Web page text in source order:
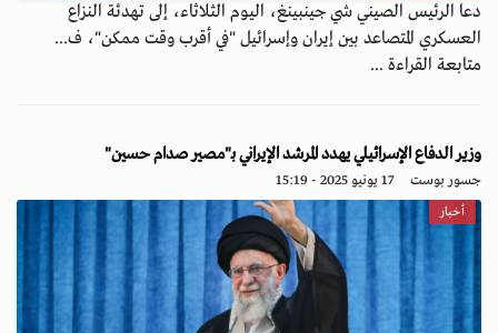
دعا الرئيس الصيني شي جينبينغ، اليوم الثلاثاء، إلى تهدئة النزاع
العسكري المتصاعد بين إيران وإسرائيل "في أقرب وقت ممكن"، ف...
متابعة القراءة ...
وزير الدفاع الإسرائيلي يهدد المرشد الإيراني بـ"مصير صدام حسين"
جسور بوست 17 يونيو 2025 - 15:19
أخبار